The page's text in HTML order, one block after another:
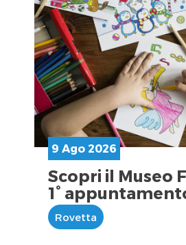
9 Ago 2026
Scopri il Museo
1°
Rovetta